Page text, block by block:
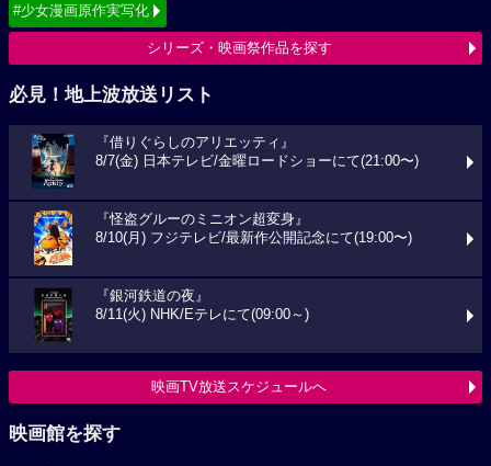
#少女漫画原作実写化
シリーズ・映画祭作品を探す
必見！地上波放送リスト
『借りぐらしのアリエッティ』
8/7(金) 日本テレビ/金曜ロードショーにて(21:00〜)
『怪盗グルーのミニオン超変身』
8/10(月) フジテレビ/最新作公開記念にて(19:00〜)
『銀河鉄道の夜』
8/11(火) NHK/Eテレにて(09:00～)
映画TV放送スケジュールへ
映画館を探す